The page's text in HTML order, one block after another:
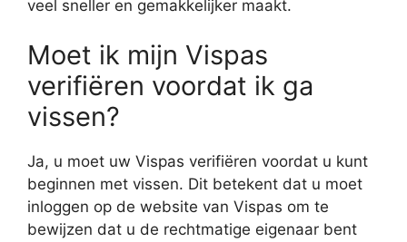
veel sneller en gemakkelijker maakt.
Moet ik mijn Vispas
verifiëren voordat ik ga
vissen?
Ja, u moet uw Vispas verifiëren voordat u kunt
beginnen met vissen. Dit betekent dat u moet
inloggen op de website van Vispas om te
bewijzen dat u de rechtmatige eigenaar bent